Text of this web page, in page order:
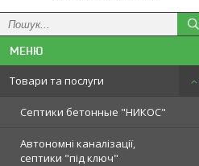
Товари та послуги
Септики бетонные "НИКОС"
Автономні каналізації,
септики "під ключ"